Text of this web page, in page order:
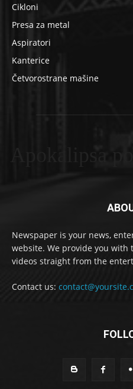
Cikloni
Presa za metal
Aspiratori
Kanterice
Četvorostrane mašine
Apokalipsa
Newspaper is your news,
website. We provide you with
videos straight from the
Contact us: